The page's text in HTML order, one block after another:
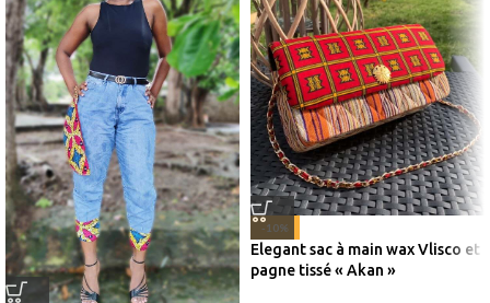
-10%
Elegant sac à main wax Vlisco et
pagne tissé « Akan »